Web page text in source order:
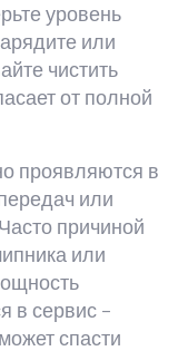
уровень
или
чистить
от полной
проявляются в
или
причиной
или
в сервис –
спасти